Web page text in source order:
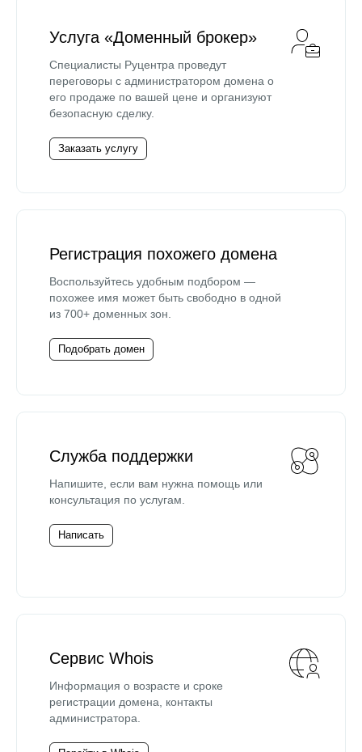
Услуга «Доменный брокер»
Специалисты Руцентра проведут
переговоры с администратором домена о
его продаже по вашей цене и организуют
безопасную сделку.
Заказать услугу
Регистрация похожего домена
Воспользуйтесь удобным подбором —
похожее имя может быть свободно в одной
из 700+ доменных зон.
Подобрать домен
Служба поддержки
Напишите, если вам нужна помощь или
консультация по услугам.
Написать
Сервис Whois
Информация о возрасте и сроке
регистрации домена, контакты
администратора.